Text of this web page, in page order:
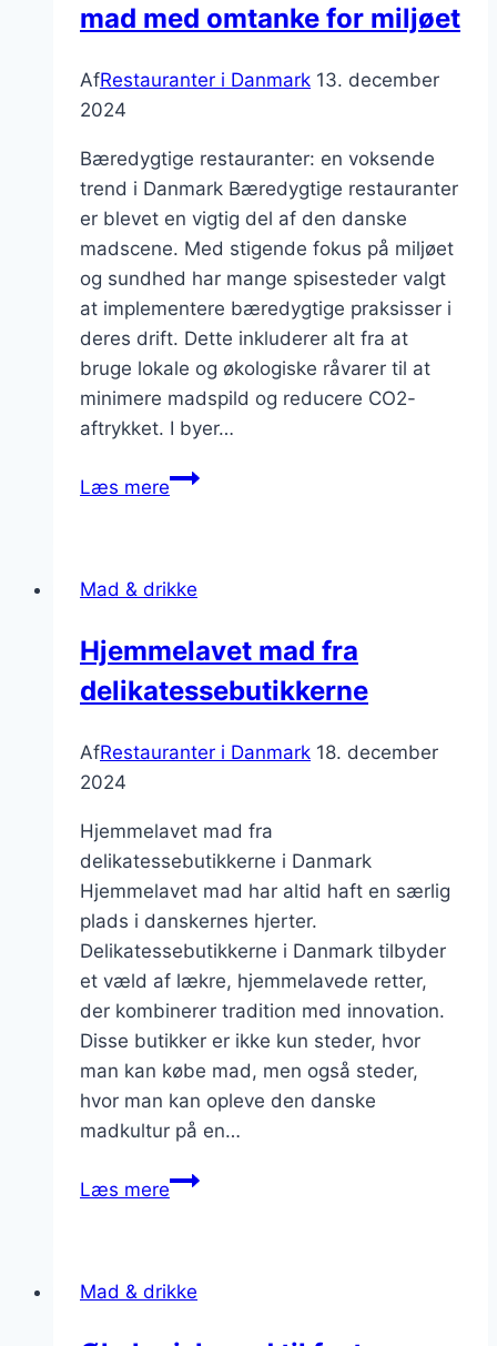
mad med omtanke for miljøet
AfRestauranter i Danmark 13. december
2024
Bæredygtige restauranter: en voksende
trend i Danmark Bæredygtige restauranter
er blevet en vigtig del af den danske
madscene. Med stigende fokus på miljøet
og sundhed har mange spisesteder valgt
at implementere bæredygtige praksisser i
deres drift. Dette inkluderer alt fra at
bruge lokale og økologiske råvarer til at
minimere madspild og reducere CO2-
aftrykket. I byer…
Læs mereBæredygtige
omtanke
miljøet
Mad & drikke
Hjemmelavet mad fra
delikatessebutikkerne
AfRestauranter i Danmark 18. december
2024
Hjemmelavet mad fra
delikatessebutikkerne i Danmark
Hjemmelavet mad har altid haft en særlig
plads i danskernes hjerter.
Delikatessebutikkerne i Danmark tilbyder
et væld af lækre, hjemmelavede retter,
der kombinerer tradition med innovation.
Disse butikker er ikke kun steder, hvor
man kan købe mad, men også steder,
hvor man kan opleve den danske
madkultur på en…
Læs mereHjemmelavet
Mad & drikke